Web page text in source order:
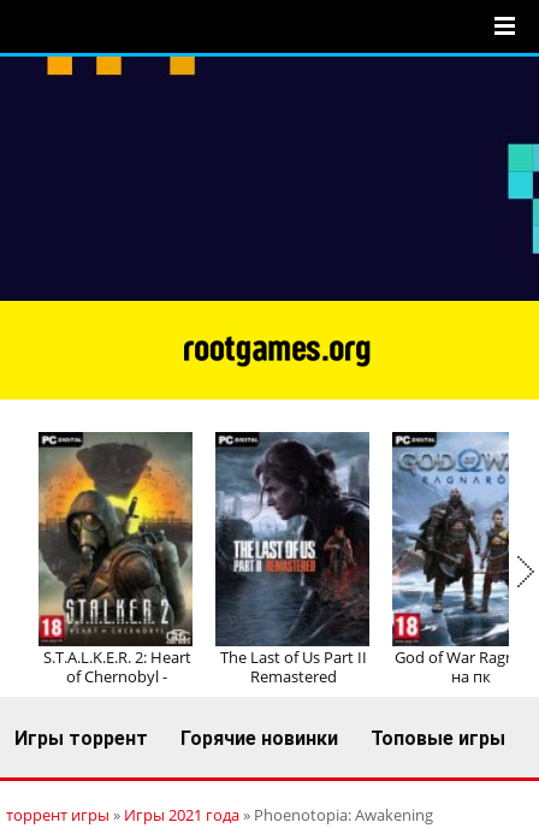
Регистрация Вход
S.T.A.L.K.E.R. 2: Heart
of Chernobyl -
The Last of Us Part II
Remastered
God of War
на пк
Игры торрент Горячие новинки Топовые игры
торрент игры » Игры 2021 года» Phoenotopia: Awakening